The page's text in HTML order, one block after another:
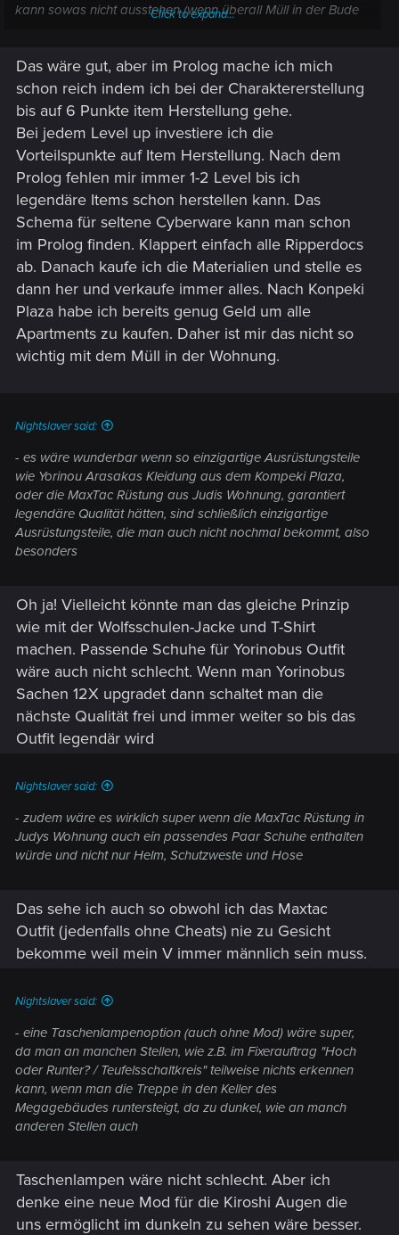
kann sowas nicht ausstehen (wenn überall Müll in der Bude
Click to expand...
Das wäre gut, aber im Prolog mache ich mich
schon reich indem ich bei der Charaktererstellung
bis auf 6 Punkte item Herstellung gehe.
Bei jedem Level up investiere ich die
Vorteilspunkte auf Item Herstellung. Nach dem
Prolog fehlen mir immer 1-2 Level bis ich
legendäre Items schon herstellen kann. Das
Schema für seltene Cyberware kann man schon
im Prolog finden. Klappert einfach alle Ripperdocs
ab. Danach kaufe ich die Materialien und stelle es
dann her und verkaufe immer alles. Nach Konpeki
Plaza habe ich bereits genug Geld um alle
Apartments zu kaufen. Daher ist mir das nicht so
wichtig mit dem Müll in der Wohnung.
Nightslaver said:
- es wäre wunderbar wenn so einzigartige Ausrüstungsteile
wie Yorinou Arasakas Kleidung aus dem Kompeki Plaza,
oder die MaxTac Rüstung aus Judis Wohnung, garantiert
legendäre Qualität hätten, sind schließlich einzigartige
Ausrüstungsteile, die man auch nicht nochmal bekommt, also
besonders
Oh ja! Vielleicht könnte man das gleiche Prinzip
wie mit der Wolfsschulen-Jacke und T-Shirt
machen. Passende Schuhe für Yorinobus Outfit
wäre auch nicht schlecht. Wenn man Yorinobus
Sachen 12X upgradet dann schaltet man die
nächste Qualität frei und immer weiter so bis das
Outfit legendär wird
Nightslaver said:
- zudem wäre es wirklich super wenn die MaxTac Rüstung in
Judys Wohnung auch ein passendes Paar Schuhe enthalten
würde und nicht nur Helm, Schutzweste und Hose
Das sehe ich auch so obwohl ich das Maxtac
Outfit (jedenfalls ohne Cheats) nie zu Gesicht
bekomme weil mein V immer männlich sein muss.
Nightslaver said:
- eine Taschenlampenoption (auch ohne Mod) wäre super,
da man an manchen Stellen, wie z.B. im Fixerauftrag "Hoch
oder Runter? / Teufelsschaltkreis" teilweise nichts erkennen
kann, wenn man die Treppe in den Keller des
Megagebäudes runtersteigt, da zu dunkel, wie an manch
anderen Stellen auch
Taschenlampen wäre nicht schlecht. Aber ich
denke eine neue Mod für die Kiroshi Augen die
uns ermöglicht im dunkeln zu sehen wäre besser.